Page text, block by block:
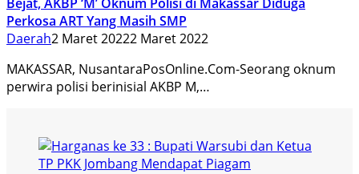
Perkosa ART Yang Masih SMP
Daerah2 Maret 20222 Maret 2022
MAKASSAR, NusantaraPosOnline.Com-Seorang oknum
perwira polisi berinisial AKBP M,…